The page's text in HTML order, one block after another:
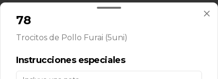
111 Rolls Acevichado
Camarón, Palta Env. En Arroz
Cubierto de Ceviche de Salmon,
78
Trocitos de Pollo Furai (5uni)
Instrucciones especiales